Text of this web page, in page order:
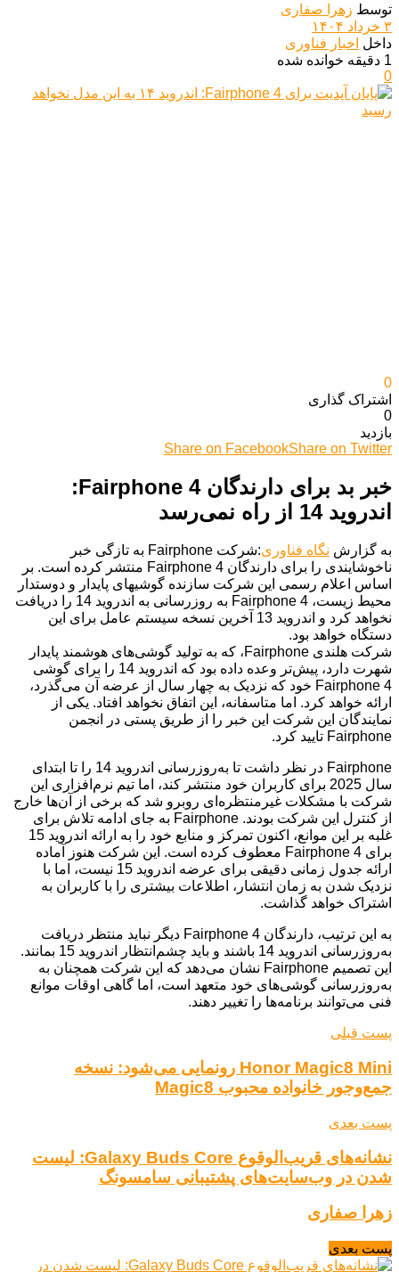
توسط زهرا صفاری
۳ خرداد ۱۴۰۴
داخل اخبار فناوری
1 دقیقه خوانده شده
0
0
اشتراک گذاری‌
0
بازدید
Share on FacebookShare on Twitter
خبر بد برای دارندگان Fairphone 4:
اندروید 14 از راه نمی‌رسد
به گزارش نگاه فناوری
:شرکت Fairphone به تازگی خبر
ناخوشایندی را برای دارندگان Fairphone 4 منتشر کرده است. بر
اساس اعلام رسمی این شرکت سازنده گوشیهای پایدار و دوستدار
محیط زیست، Fairphone 4 به روزرسانی به اندروید 14 را دریافت
نخواهد کرد و اندروید 13 آخرین نسخه سیستم عامل برای این
دستگاه خواهد بود.
شرکت هلندی Fairphone، که به تولید گوشی‌های هوشمند پایدار
شهرت دارد، پیش‌تر وعده داده بود که اندروید 14 را برای گوشی
Fairphone 4 خود که نزدیک به چهار سال از عرضه آن می‌گذرد،
ارائه خواهد کرد. اما متاسفانه، این اتفاق نخواهد افتاد. یکی از
نمایندگان این شرکت این خبر را از طریق پستی در انجمن
Fairphone تایید کرد.
Fairphone در نظر داشت تا به‌روزرسانی اندروید 14 را تا ابتدای
سال 2025 برای کاربران خود منتشر کند، اما تیم نرم‌افزاری این
شرکت با مشکلات غیرمنتظره‌ای روبرو شد که برخی از آن‌ها خارج
از کنترل این شرکت بودند. Fairphone به جای ادامه تلاش برای
غلبه بر این موانع، اکنون تمرکز و منابع خود را به ارائه اندروید 15
برای Fairphone 4 معطوف کرده است. این شرکت هنوز آماده
ارائه جدول زمانی دقیقی برای عرضه اندروید 15 نیست، اما با
نزدیک شدن به زمان انتشار، اطلاعات بیشتری را با کاربران به
اشتراک خواهد گذاشت.
به این ترتیب، دارندگان Fairphone 4 دیگر نباید منتظر دریافت
به‌روزرسانی اندروید 14 باشند و باید چشم‌انتظار اندروید 15 بمانند.
این تصمیم Fairphone نشان می‌دهد که این شرکت همچنان به
به‌روزرسانی گوشی‌های خود متعهد است، اما گاهی اوقات موانع
فنی می‌توانند برنامه‌ها را تغییر دهند.
پست قبلی
Honor Magic8 Mini رونمایی می‌شود: نسخه
جمع‌وجور خانواده محبوب Magic8
پست بعدی
نشانه‌های قریب‌الوقوع Galaxy Buds Core: لیست
شدن در وب‌سایت‌های پشتیبانی سامسونگ
زهرا صفاری
پست بعدی